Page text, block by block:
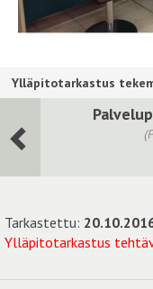
Tarkastettu:
Ylläpitotarkastus